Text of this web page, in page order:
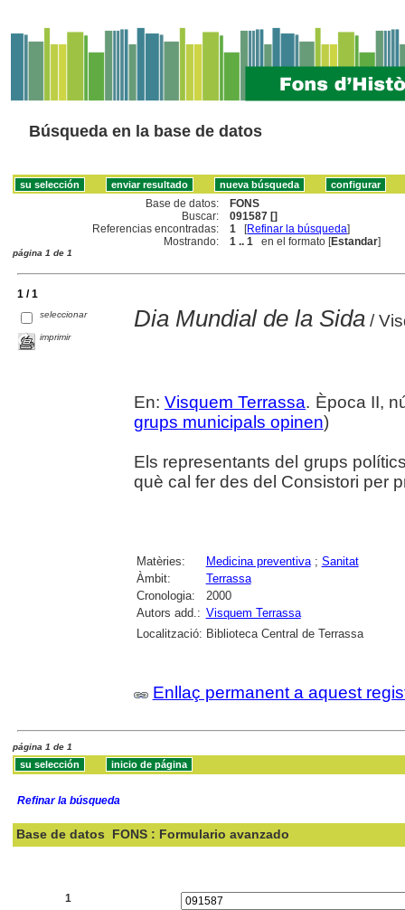
Búsqueda en la base de datos
Base de datos:
FONS
Buscar:
091587 []
Referencias encontradas:
1 [Refinar la búsqueda]
Mostrando:
1 .. 1 en el formato [Estandar]
página 1 de 1
1 / 1
seleccionar
imprimir
Dia Mundial de la Sida/
En: Visquem Terrassa. Època II,
grups municipals opinen)
Els representants del grups
què cal fer des del Consistori per
Matèries: Medicina preventiva; Sanitat
Àmbit:
Terrassa
Cronologia:
2000
Autors add.: Visquem Terrassa
Localització: Biblioteca Central de Terrassa
Enllaç permanent a aquest
página 1 de 1
Refinar la búsqueda
Base de datos FONS : Formulario avanzado
1